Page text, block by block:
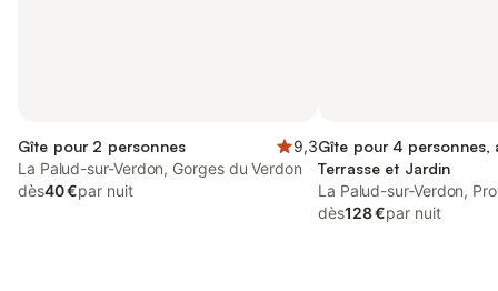
Gîte pour 2 personnes
9,3
La Palud-sur-Verdon, Gorges du Verdon
dès40 €par nuit
Gîte pour 4 personnes,
Terrasse et Jardin
La Palud-sur-Verdon,
dès128 €par nuit